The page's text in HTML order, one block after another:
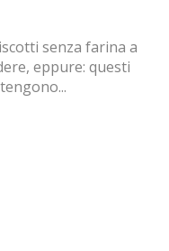
senza farina a
eppure: questi